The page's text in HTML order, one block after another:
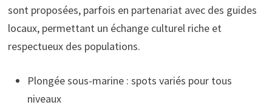
sont proposées, parfois en partenariat avec des guides
locaux, permettant un échange culturel riche et
respectueux des populations.
Plongée sous-marine : spots variés pour tous
niveaux